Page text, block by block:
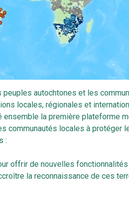
autochtones et les
locales, régionales et
ensemble la première plateforme
communautés locales à protéger
:
offrir de nouvelles
la reconnaissance de ces